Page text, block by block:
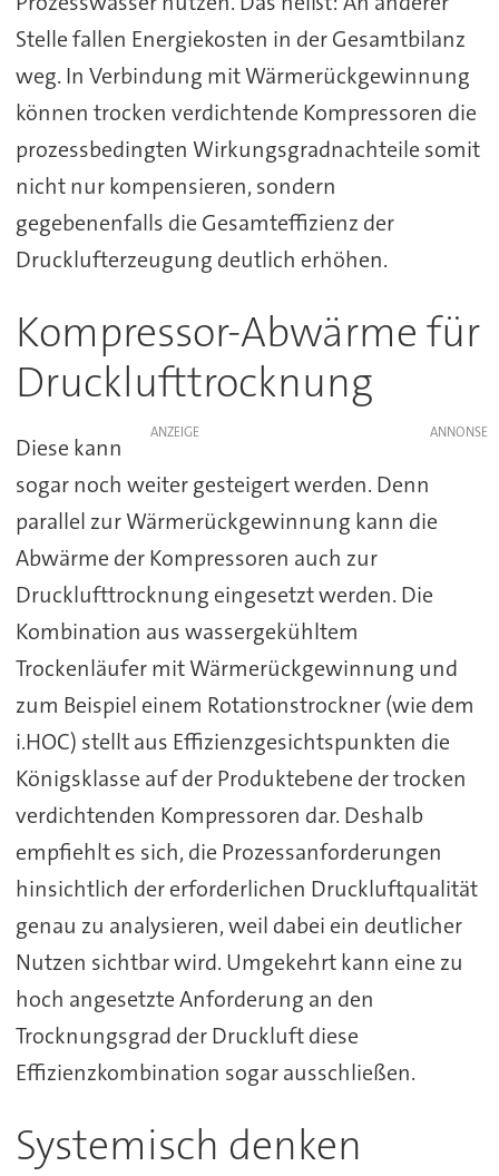
Stelle fallen Energiekosten in der Gesamtbilanz
weg. In Verbindung mit Wärmerückgewinnung
können trocken verdichtende Kompressoren die
prozessbedingten Wirkungsgradnachteile somit
nicht nur kompensieren, sondern
gegebenenfalls die Gesamteffizienz der
Drucklufterzeugung deutlich erhöhen.
Kompressor-Abwärme für
Drucklufttrocknung
ANZEIGE
Diese kann
sogar noch weiter gesteigert werden. Denn
parallel zur Wärmerückgewinnung kann die
Abwärme der Kompressoren auch zur
Drucklufttrocknung eingesetzt werden. Die
Kombination aus wassergekühltem
Trockenläufer mit Wärmerückgewinnung und
zum Beispiel einem Rotationstrockner (wie dem
i.HOC) stellt aus Effizienzgesichtspunkten die
Königsklasse auf der Produktebene der trocken
verdichtenden Kompressoren dar. Deshalb
empfiehlt es sich, die Prozessanforderungen
hinsichtlich der erforderlichen Druckluftqualität
genau zu analysieren, weil dabei ein deutlicher
Nutzen sichtbar wird. Umgekehrt kann eine zu
hoch angesetzte Anforderung an den
Trocknungsgrad der Druckluft diese
Effizienzkombination sogar ausschließen.
Systemisch denken